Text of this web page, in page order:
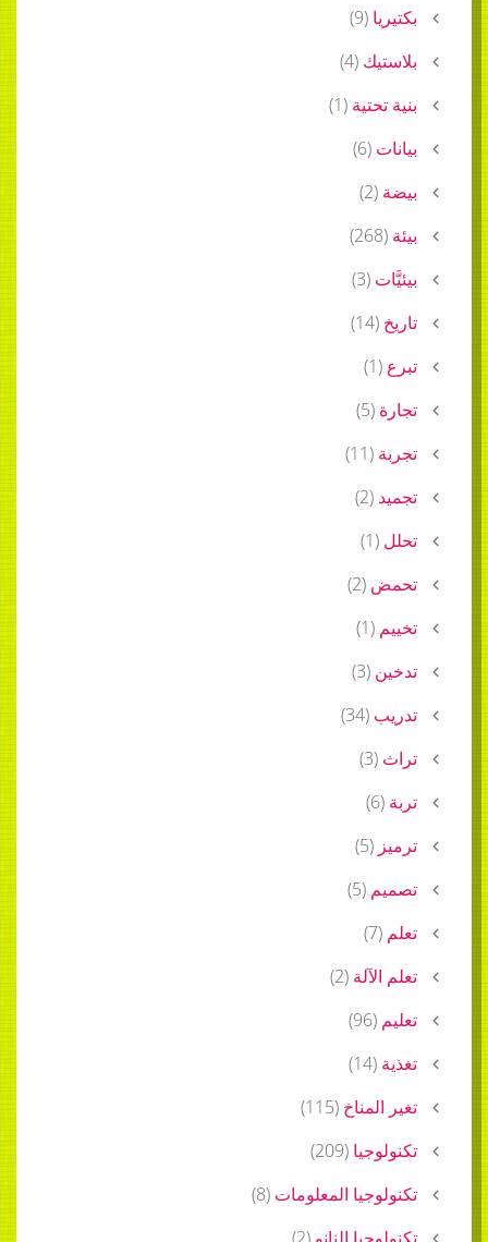
بكتيريا (
9
)
بلاستيك (
4
)
بنية تحتية (
1
)
بيانات (
6
)
بيضة (
2
)
بيئة (
268
)
بيئيَّات (
3
)
تاريخ (
14
)
تبرع (
1
)
تجارة (
5
)
تجربة (
11
)
تجميد (
2
)
تحلل (
1
)
تحمض (
2
)
تخييم (
1
)
تدخين (
3
)
تدريب (
34
)
تراث (
3
)
تربة (
6
)
ترميز (
5
)
تصميم (
5
)
تعلم (
7
)
تعلم الآلة (
2
)
تعليم (
96
)
تغذية (
14
)
تغير المناخ (
115
)
تكنولوجيا (
209
)
تكنولوجيا المعلومات (
8
)